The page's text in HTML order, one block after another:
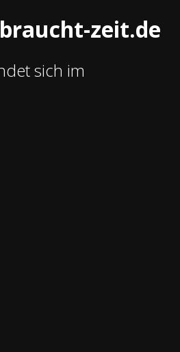
zeit.de
sich im